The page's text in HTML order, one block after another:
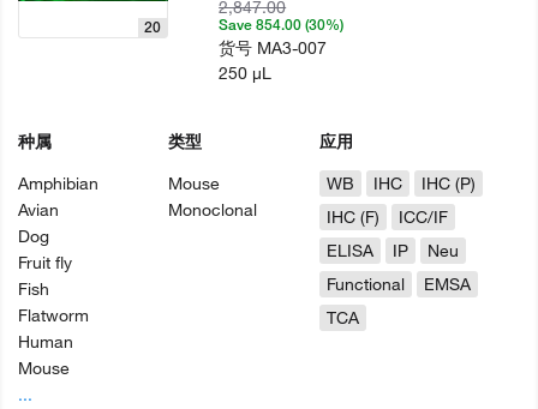
20
种属
Amphibian
Avian
Dog
Fruit fly
Fish
Flatworm
Human
Mouse
...
类型
Mouse
Monoclonal
应用
WB
IHC
IHC (P)
IHC (F)
ICC/IF
ELISA
IP
Neu
Functional
EMSA
TCA
2,847.00
Save 854.00 (30%)
货号 MA3-007
250 µL